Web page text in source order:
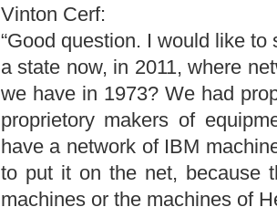
Vinton Cerf:
“Good question. I would like
a state now, in 2011, where
we have in 1973? We had
proprietory makers of
have a network of IBM
to put it on the net, because
machines or the machines of